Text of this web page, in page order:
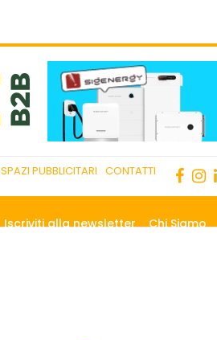
SPAZI PUBBLICITARI CONTATTI
Iscriviti alla newsletter Chi Siamo